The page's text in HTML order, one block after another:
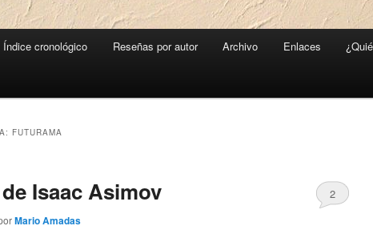
Índice cronológico Reseñas por autor Archivo Enlaces
FUTURAMA
Isaac Asimov
Mario Amadas
2